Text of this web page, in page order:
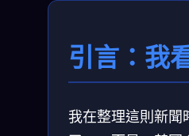
引言：我
我在整理這則新